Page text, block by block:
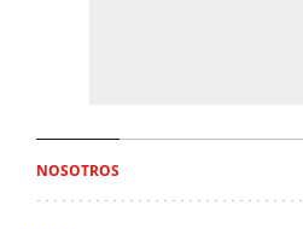
NOSOTROS